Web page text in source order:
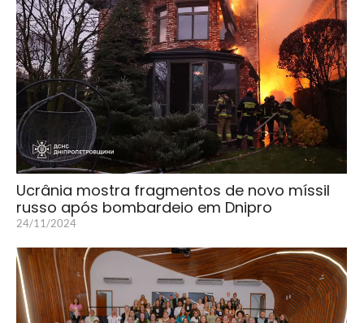
Ucrânia mostra fragmentos de novo míssil
russo após bombardeio em Dnipro
24/11/2024